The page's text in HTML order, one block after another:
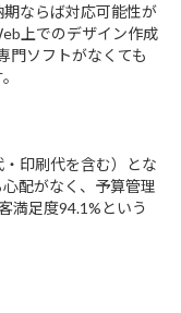
ならば対応可能性が
上でのデザイン作成
門ソフトがなくても
印刷代を含む）とな
配がなく、予算管理
満足度94.1%という